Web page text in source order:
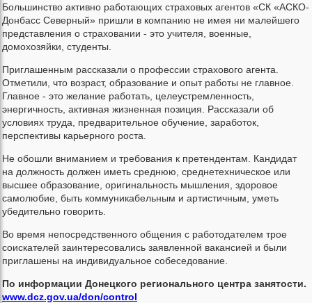
Большинство активно работающих страховых агентов «СК «АСКО-
Донбасс Северный» пришли в компанию не имея ни малейшего
представления о страховании - это учителя, военные,
домохозяйки, студенты.
Приглашенным рассказали о профессии страхового агента.
Отметили, что возраст, образование и опыт работы не главное.
Главное - это желание работать, целеустремленность,
энергичность, активная жизненная позиция. Рассказали об
условиях труда, предварительное обучение, заработок,
перспективы карьерного роста.
Не обошли вниманием и требования к претендентам. Кандидат
на должность должен иметь среднюю, среднетехническое или
высшее образование, оригинальность мышления, здоровое
самолюбие, быть коммуникабельным и артистичным, уметь
убедительно говорить.
Во время непосредственного общения с работодателем трое
соискателей заинтересовались заявленной вакансией и были
приглашены на индивидуальное собеседование.
По информации Донецкого регионального центра занятости.
www.dcz.gov.ua/don/control